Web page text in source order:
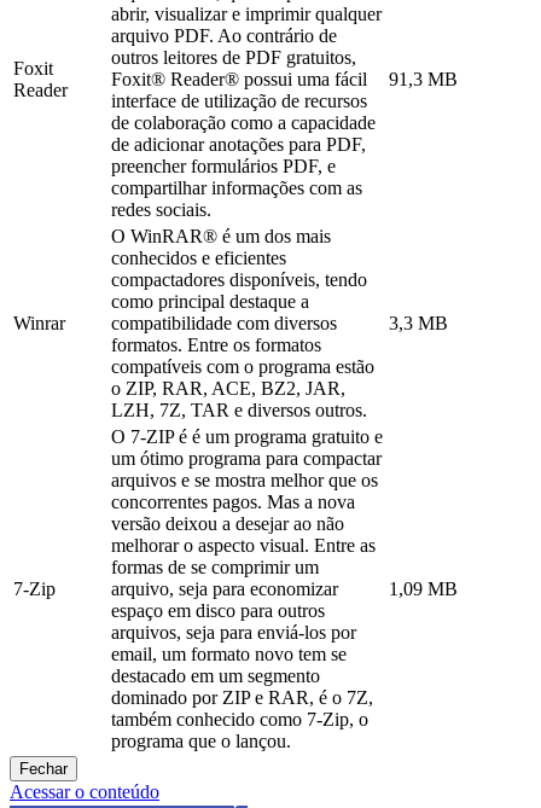
Foxit
Reader
abrir, visualizar e imprimir qualquer
arquivo PDF. Ao contrário de
outros leitores de PDF gratuitos,
Foxit® Reader® possui uma fácil
interface de utilização de recursos
de colaboração como a capacidade
de adicionar anotações para PDF,
preencher formulários PDF, e
compartilhar informações com as
redes sociais.
91,3 MB
Winrar
O WinRAR® é um dos mais
conhecidos e eficientes
compactadores disponíveis, tendo
como principal destaque a
compatibilidade com diversos
formatos. Entre os formatos
compatíveis com o programa estão
o ZIP, RAR, ACE, BZ2, JAR,
LZH, 7Z, TAR e diversos outros.
3,3 MB
7-Zip
O 7-ZIP é é um programa gratuito e
um ótimo programa para compactar
arquivos e se mostra melhor que os
concorrentes pagos. Mas a nova
versão deixou a desejar ao não
melhorar o aspecto visual. Entre as
formas de se comprimir um
arquivo, seja para economizar
espaço em disco para outros
arquivos, seja para enviá-los por
email, um formato novo tem se
destacado em um segmento
dominado por ZIP e RAR, é o 7Z,
também conhecido como 7-Zip, o
programa que o lançou.
1,09 MB
Fechar
Acessar o conteúdo